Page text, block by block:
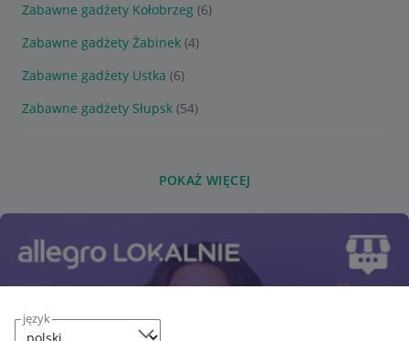
język
Zabawne gadżety Kołobrzeg (6)
Zabawne gadżety Żabinek (4)
Zabawne gadżety Ustka (6)
Zabawne gadżety Słupsk (54)
POKAŻ WIĘCEJ